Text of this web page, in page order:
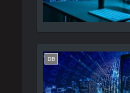
DB